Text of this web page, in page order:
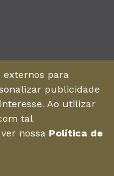
– 11º andar - Bairro
001
externos para
publicidade
Ao utilizar
tal
nossa Política de